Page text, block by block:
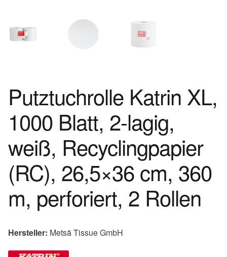
Putztuchrolle Katrin XL,
1000 Blatt, 2-lagig,
weiß, Recyclingpapier
(RC), 26,5×36 cm, 360
m, perforiert, 2 Rollen
Hersteller: Metsä Tissue GmbH